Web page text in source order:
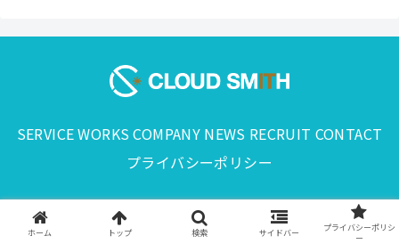
SERVICEWORKSCOMPANY NEWS RECRUIT CONTACT
プライバシーポリシー
© 2024 CLOUD SMITH,Inc..
ホーム トップ 検索 サイドバー
プライバシーポリシ
ー